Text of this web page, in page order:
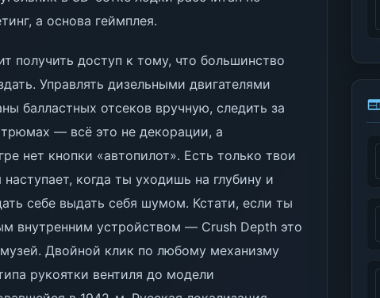
а основа геймплея.
получить доступ к тому, что большинство
Управлять дизельными двигателями
балластных отсеков вручную, следить за
— всё это не декорации, а
нет кнопки «автопилот». Есть только твои
когда ты уходишь на глубину и
себе выдать себя шумом. Кстати, если ты
внутренним устройством — Crush Depth это
Двойной клик по любому механизму
рукоятки вентиля до модели